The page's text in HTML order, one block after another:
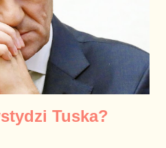
Tusk byłby bardzo poważnie
prowokacji prokuratury i
skorumpowanych przez służby
Jeszcze nie jest za p...
Tuska?